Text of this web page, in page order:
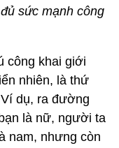
sức mạnh công
công khai giới
nhiên, là thứ
dụ, ra đường
là nữ, người ta
nam, nhưng còn